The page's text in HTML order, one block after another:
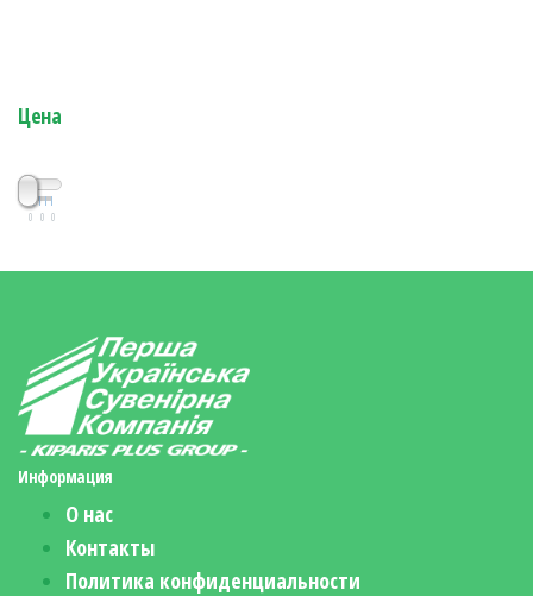
Цена
0 0 0
Информация
О нас
Контакты
Политика конфиденциальности